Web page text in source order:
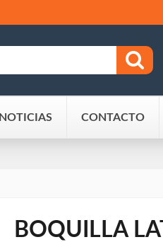
NOTICIAS CONTACTO
BOQUILLA